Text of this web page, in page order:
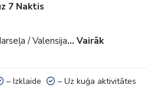
7 Naktis
/ Valensija… Vairāk
– Izklaide
– Uz kuģa aktivitātes